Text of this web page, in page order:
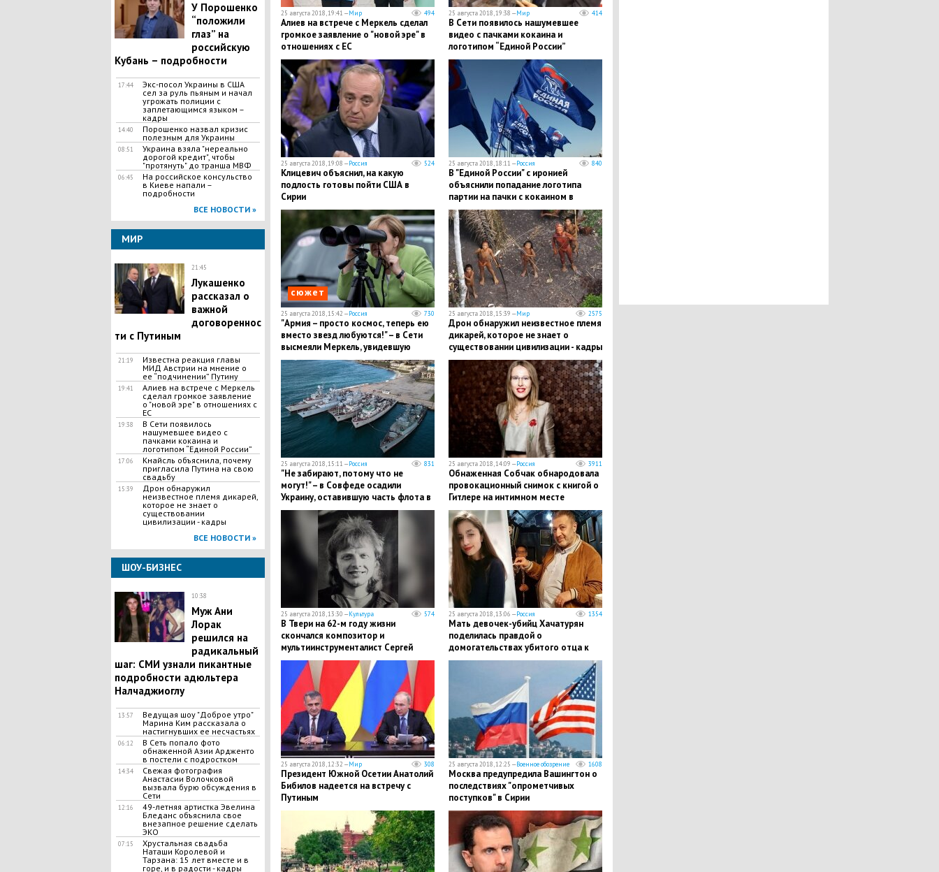
У Порошенко
“положили
глаз” на
российскую
Кубань – подробности
17:44
Экс-посол Украины в США
сел за руль пьяным и начал
угрожать полиции с
заплетающимся языком –
кадры
14:40
Порошенко назвал кризис
полезным для Украины
08:51
Украина взяла "нереально
дорогой кредит", чтобы
"протянуть" до транша МВФ
06:45
На российское консульство
в Киеве напали –
подробности
ВСЕ НОВОСТИ »
МИР
21:45
Лукашенко
рассказал о
важной
договореннос
ти с Путиным
21:19
Известна реакция главы
МИД Австрии на мнение о
ее “подчинении” Путину
19:41
Алиев на встрече с Меркель
сделал громкое заявление
о "новой эре" в отношениях с
ЕС
19:38
В Сети появилось
нашумевшее видео с
пачками кокаина и
логотипом “Единой России”
17:06
Кнайсль объяснила, почему
пригласила Путина на свою
свадьбу
15:39
​Дрон обнаружил
неизвестное племя дикарей,
которое не знает о
существовании
цивилизации - кадры
ВСЕ НОВОСТИ »
ШОУ-БИЗНЕС
10:38
​Муж Ани
Лорак
решился на
радикальный
шаг: СМИ узнали пикантные
подробности адюльтера
Налчаджиоглу
13:57
Ведущая шоу "Доброе утро"
Марина Ким рассказала о
настигнувших ее несчастьях
06:12
В Сеть попало фото
обнаженной Азии Ардженто
в постели с подростком
14:34
Свежая фотография
Анастасии Волочковой
вызвала бурю обсуждения в
Сети
12:16
49-летняя артистка Эвелина
Бледанс объяснила свое
внезапное решение сделать
ЭКО
07:15
​Хрустальная свадьба
Наташи Королевой и
Тарзана: 15 лет вместе и в
горе, и в радости - кадры
25 августа 2018, 19:41 —Мир 494
Алиев на встрече с Меркель сделал
громкое заявление о "новой эре" в
отношениях с ЕС
25 августа 2018, 19:38 —Мир 414
В Сети появилось нашумевшее
видео с пачками кокаина и
логотипом “Единой России”
25 августа 2018, 19:08 —Россия 524
Клицевич объяснил, на какую
подлость готовы пойти США в
Сирии
25 августа 2018, 18:11 —Россия 840
В "Единой России" с иронией
объяснили попадание логотипа
партии на пачки с кокаином в
Бельгии
сюжет
25 августа 2018, 15:42 —Россия 730
"Армия – просто космос, теперь ею
вместо звезд любуются!" – в Сети
высмеяли Меркель, увидевшую
военных РФ в бинокль
25 августа 2018, 15:39 —Мир 2575
​Дрон обнаружил неизвестное племя
дикарей, которое не знает о
существовании цивилизации - кадры
25 августа 2018, 15:11 —Россия 831
"Не забирают, потому что не
могут!" – в Совфеде осадили
Украину, оставившую часть флота в
Крыму
25 августа 2018, 14:09 —Россия 3911
​Обнаженная Собчак обнародовала
провокационный снимок с книгой о
Гитлере на интимном месте
25 августа 2018, 13:30 —Культура 574
В Твери на 62-м году жизни
скончался композитор и
мультиинструменталист Сергей
Локтев
25 августа 2018, 13:06 —Россия 1354
Мать девочек-убийц Хачатурян
поделилась правдой о
домогательствах убитого отца к
младшей дочери Марии
25 августа 2018, 12:32 —Мир 308
Президент Южной Осетии Анатолий
Бибилов надеется на встречу с
Путиным
25 августа 2018, 12:25 —Военное обозрение 1608
Москва предупредила Вашингтон о
последствиях "опрометчивых
поступков" в Сирии